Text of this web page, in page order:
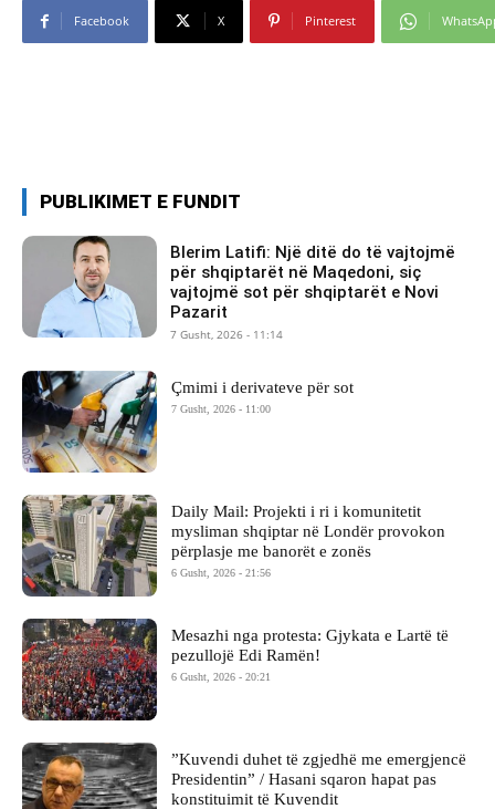
Facebook X Pinterest
PUBLIKIMET E FUNDIT
Blerim Latifi: Një ditë do të vajtojmë
për shqiptarët në Maqedoni, siç
vajtojmë sot për shqiptarët e Novi
Pazarit
7 Gusht, 2026 - 11:14
Çmimi i derivateve për sot
7 Gusht, 2026 - 11:00
Daily Mail: Projekti i ri i komunitetit
mysliman shqiptar në Londër provokon
përplasje me banorët e zonës
6 Gusht, 2026 - 21:56
Mesazhi nga protesta: Gjykata e Lartë të
pezullojë Edi Ramën!
6 Gusht, 2026 - 20:21
​”Kuvendi duhet të zgjedhë me emergjencë
Presidentin” / Hasani sqaron hapat pas
konstituimit të Kuvendit